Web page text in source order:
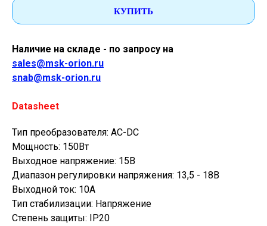
КУПИТЬ
Наличие на складе - по запросу на
sales@msk-orion.ru
snab@msk-orion.ru
Datasheet
Тип преобразователя: AC-DC
Мощность: 150Вт
Выходное напряжение: 15В
Диапазон регулировки напряжения: 13,5 - 18В
Выходной ток: 10А
Тип стабилизации: Напряжение
Степень защиты: IP20